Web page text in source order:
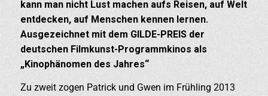
kann man nicht Lust machen aufs Reisen, auf Welt
entdecken, auf Menschen kennen lernen.
Ausgezeichnet mit dem GILDE-PREIS der
deutschen Filmkunst-Programmkinos als
„Kinophänomen des Jahres“
Zu zweit zogen Patrick und Gwen im Frühling 2013